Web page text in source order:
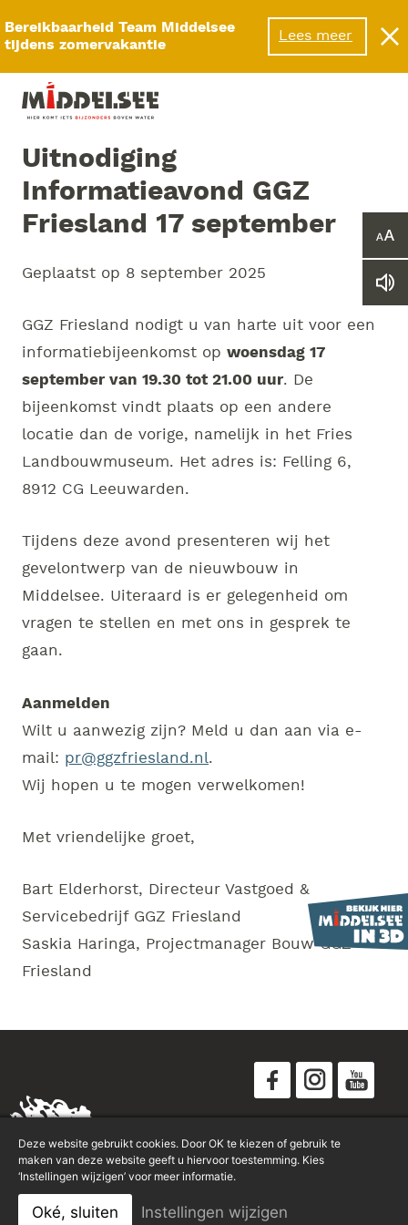
Bereikbaarheid Team Middelsee
tijdens zomervakantie
Lees meer
Menu
of
Uitnodiging
Informatieavond GGZ
Friesland 17 september
Geplaatst op 8 september 2025
GGZ Friesland nodigt u van harte uit voor een
informatiebijeenkomst op woensdag 17
september van 19.30 tot 21.00 uur. De
bijeenkomst vindt plaats op een andere
locatie dan de vorige, namelijk in het Fries
Landbouwmuseum. Het adres is: Felling 6,
8912 CG Leeuwarden.
Tijdens deze avond presenteren wij het
gevelontwerp van de nieuwbouw in
Middelsee. Uiteraard is er gelegenheid om
vragen te stellen en met ons in gesprek te
gaan.
Aanmelden
Wilt u aanwezig zijn? Meld u dan aan via e-
mail: pr@ggzfriesland.nl.
Wij hopen u te mogen verwelkomen!
Met vriendelijke groet,
Bart Elderhorst, Directeur Vastgoed &
Servicebedrijf GGZ Friesland
Saskia Haringa, Projectmanager Bouw GGZ
Friesland
Privacyverklaring
Deze website gebruikt cookies. Door OK te kiezen of gebruik te
maken van deze website geeft u hiervoor toestemming. Kies
‘Instellingen wijzigen’ voor meer informatie.
Oké, sluiten Instellingen wijzigen